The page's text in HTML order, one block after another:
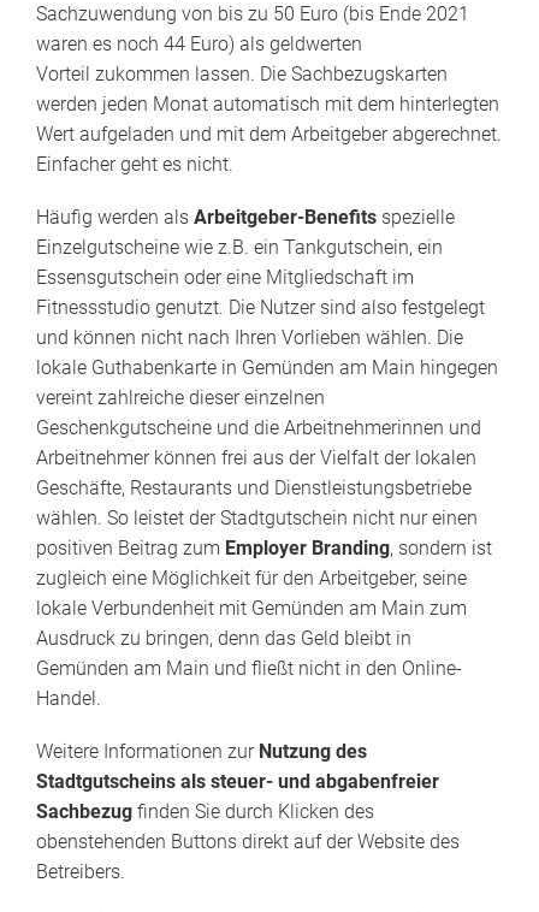
Sachzuwendung von bis zu 50 Euro (bis Ende 2021
waren es noch 44 Euro) als geldwerten
Vorteil zukommen lassen. Die Sachbezugskarten
werden jeden Monat automatisch mit dem hinterlegten
Wert aufgeladen und mit dem Arbeitgeber abgerechnet.
Einfacher geht es nicht.
Häufig werden als Arbeitgeber-Benefits spezielle
Einzelgutscheine wie z.B. ein Tankgutschein, ein
Essensgutschein oder eine Mitgliedschaft im
Fitnessstudio genutzt. Die Nutzer sind also festgelegt
und können nicht nach Ihren Vorlieben wählen. Die
lokale Guthabenkarte in Gemünden am Main hingegen
vereint zahlreiche dieser einzelnen
Geschenkgutscheine und die Arbeitnehmerinnen und
Arbeitnehmer können frei aus der Vielfalt der lokalen
Geschäfte, Restaurants und Dienstleistungsbetriebe
wählen. So leistet der Stadtgutschein nicht nur einen
positiven Beitrag zum Employer Branding, sondern ist
zugleich eine Möglichkeit für den Arbeitgeber, seine
lokale Verbundenheit mit Gemünden am Main zum
Ausdruck zu bringen, denn das Geld bleibt in
Gemünden am Main und fließt nicht in den Online-
Handel.
Weitere Informationen zur Nutzung des
Stadtgutscheins als steuer- und abgabenfreier
Sachbezug finden Sie durch Klicken des
obenstehenden Buttons direkt auf der Website des
Betreibers.